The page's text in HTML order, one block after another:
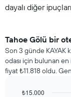
dayalı diğer
Tahoe Gölü bir
Son 3 günde KAYAK
odası için bulunan en
fiyat ₺11.818 oldu.
₺15.000